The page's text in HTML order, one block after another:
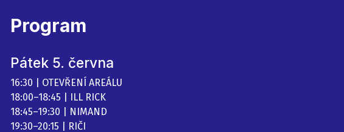
Program
Pátek 5. června
16:30 | OTEVŘENÍ AREÁLU
18:00–18:45 | ILL RICK
18:45–19:30 | NIMAND
19:30–20:15 | RIČI